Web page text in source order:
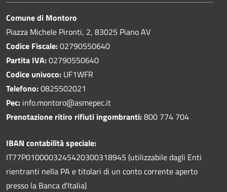
Comune di Montoro
Piazza Michele Pironti, 2, 83025 Piano AV
Codice Fiscale:02790550640
Partita IVA:02790550640
Codice univoco: UF1WFR
Telefono:0825502021
Pec: info.montoro@asmepec.it
Prenotazione ritiro rifiuti ingombranti:800 774 704
IBAN contabilità speciale:
IT77P0100003245420300318945 (utilizzabile dagli Enti
rientranti nella PA e titolari di un conto corrente aperto
presso la Banca d'Italia)